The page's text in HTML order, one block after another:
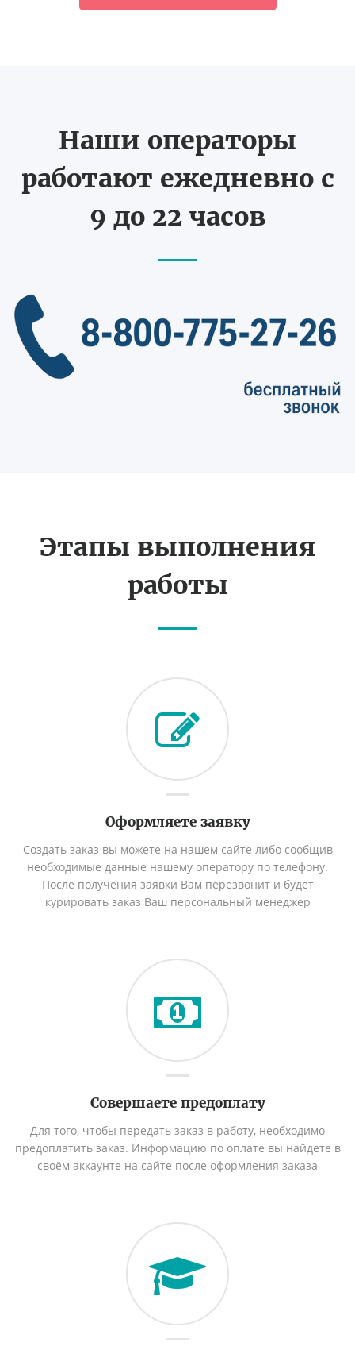
Наши операторы
работают ежедневно с
9 до 22 часов
Этапы выполнения
работы
Оформляете заявку
Создать заказ вы можете на нашем сайте либо сообщив
необходимые данные нашему оператору по телефону.
После получения заявки Вам перезвонит и будет
курировать заказ Ваш персональный менеджер
Совершаете предоплату
Для того, чтобы передать заказ в работу, необходимо
предоплатить заказ. Информацию по оплате вы найдете в
своём аккаунте на сайте после оформления заказа